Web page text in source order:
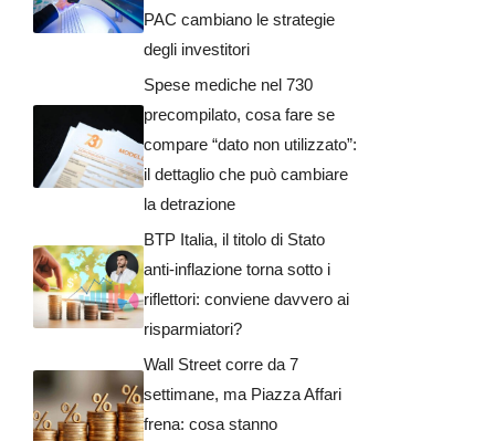
PAC cambiano le strategie
degli investitori
Spese mediche nel 730
precompilato, cosa fare se
compare “dato non utilizzato”:
il dettaglio che può cambiare
la detrazione
BTP Italia, il titolo di Stato
anti-inflazione torna sotto i
riflettori: conviene davvero ai
risparmiatori?
Wall Street corre da 7
settimane, ma Piazza Affari
frena: cosa stanno